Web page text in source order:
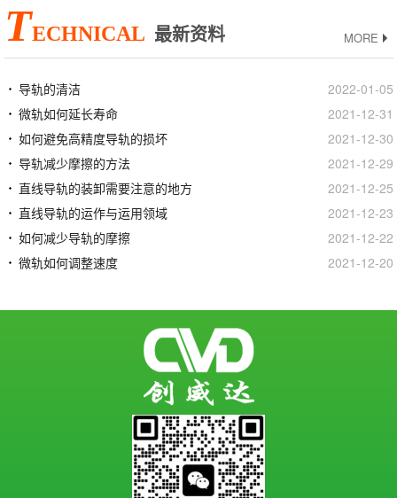
TECHNICAL 最新资料 MORE
导轨的清洁
2022-01-05
微轨如何延长寿命
2021-12-31
如何避免高精度导轨的损坏
2021-12-30
导轨减少摩擦的方法
2021-12-29
直线导轨的装卸需要注意的地方
2021-12-25
直线导轨的运作与运用领域
2021-12-23
如何减少导轨的摩擦
2021-12-22
微轨如何调整速度
2021-12-20